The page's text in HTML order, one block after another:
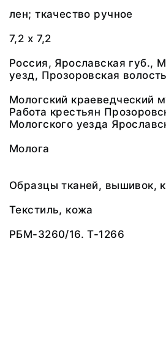
лен; ткачество ручное
7,2 х 7,2
Россия, Ярославская губ.,
уезд, Прозоровская волость
Мологский краеведческий
Работа крестьян
Мологского уезда
Молога
Образцы тканей, вышивок,
Текстиль, кожа
РБМ-3260/16. Т-1266